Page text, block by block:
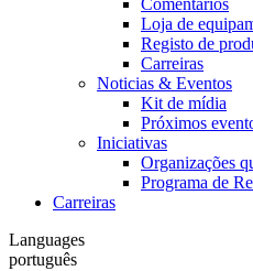
Comentários
Loja de
Registo de
Carreiras
Noticias & Eventos
Kit de mídia
Próximos
Iniciativas
Organizações
Programa de
Carreiras
Languages
português